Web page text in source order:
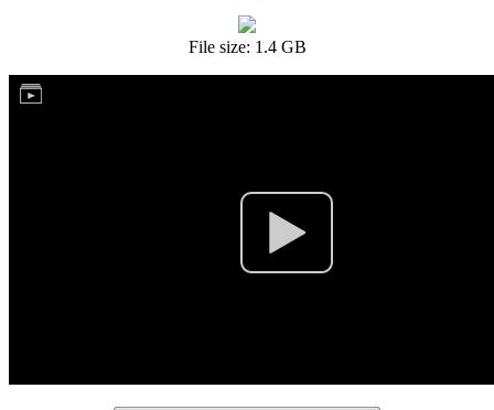
File size: 1.4 GB